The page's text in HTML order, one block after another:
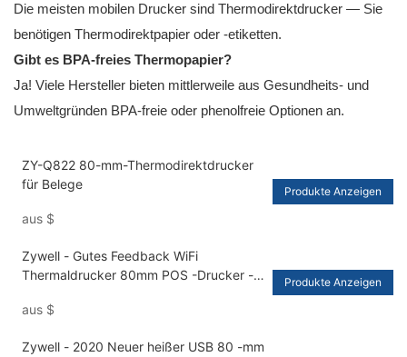
Die meisten mobilen Drucker sind Thermodirektdrucker — Sie
benötigen Thermodirektpapier oder -etiketten.
Gibt es BPA-freies Thermopapier?
Ja! Viele Hersteller bieten mittlerweile aus Gesundheits- und
Umweltgründen BPA-freie oder phenolfreie Optionen an.
ZY-Q822 80-mm-Thermodirektdrucker
für Belege
aus $
Produkte Anzeigen
Zywell - Gutes Feedback WiFi
Thermaldrucker 80mm POS -Drucker -
aus $
Produkte Anzeigen
Zywell - 2020 Neuer heißer USB 80 -mm